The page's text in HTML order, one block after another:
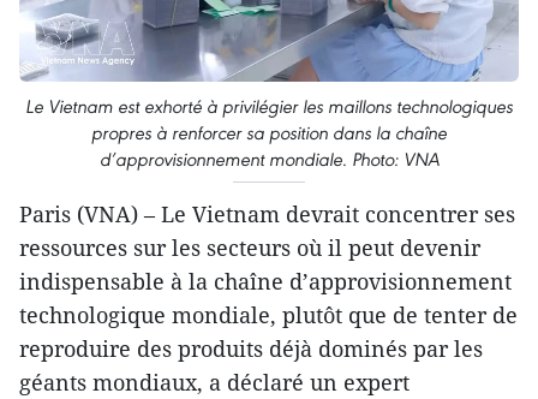
Le Vietnam est exhorté à privilégier les maillons technologiques
propres à renforcer sa position dans la chaîne
d’approvisionnement mondiale. Photo: VNA
Paris (VNA) – Le Vietnam devrait concentrer ses
ressources sur les secteurs où il peut devenir
indispensable à la chaîne d’approvisionnement
technologique mondiale, plutôt que de tenter de
reproduire des produits déjà dominés par les
géants mondiaux, a déclaré un expert